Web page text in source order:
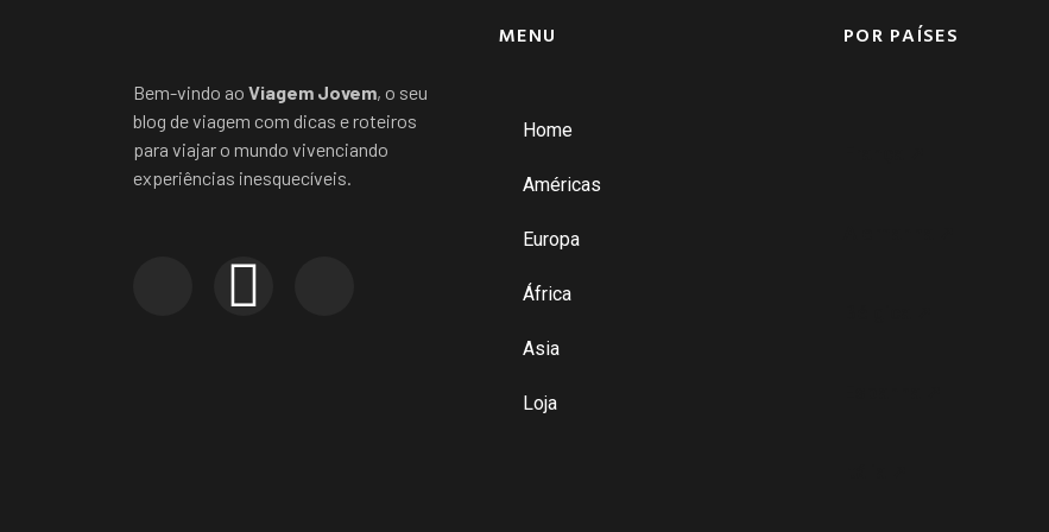
Bem-vindo ao Viagem Jovem, o seu
blog de viagem com dicas e roteiros
para viajar o mundo vivenciando
experiências inesquecíveis.
MENU
Home
Américas
Europa
África
Asia
Loja
POR PAÍSES